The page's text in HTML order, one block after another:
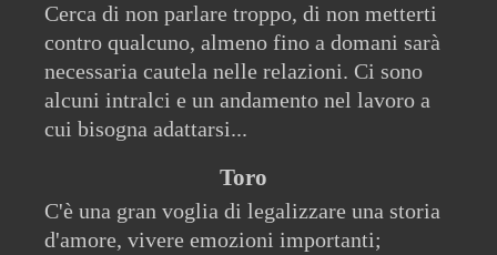
Cerca di non parlare troppo, di non metterti
contro qualcuno, almeno fino a domani sarà
necessaria cautela nelle relazioni. Ci sono
alcuni intralci e un andamento nel lavoro a
cui bisogna adattarsi...
Toro
C'è una gran voglia di legalizzare una storia
d'amore, vivere emozioni importanti;